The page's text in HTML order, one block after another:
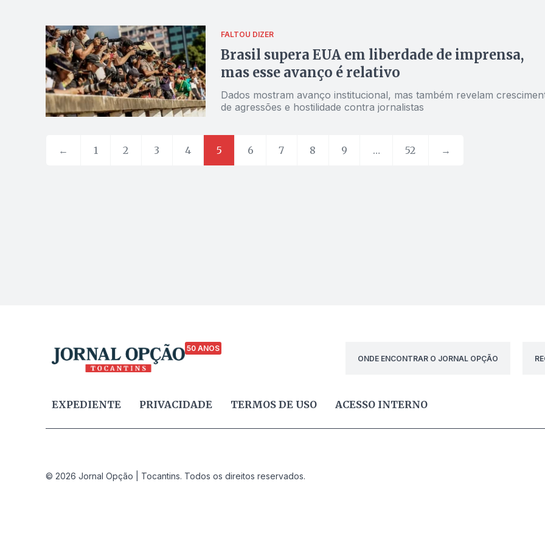
FALTOU DIZER
Brasil supera EUA em liberdade de imprensa,
mas esse avanço é relativo
Dados mostram avanço institucional, mas também revelam
de agressões e hostilidade contra jornalistas
← 1 2 3 4 5 6 7 8 9 … 52 →
50 ANOS
ONDE ENCONTRAR O JORNAL OPÇÃO
EXPEDIENTE PRIVACIDADE TERMOS DE USO ACESSO INTERNO
© 2026 Jornal Opção | Tocantins. Todos os direitos reservados.